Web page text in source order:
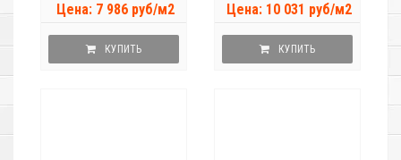
Цена: 7 986 руб/м2
КУПИТЬ
Цена: 10 031 руб/м2
КУПИТЬ